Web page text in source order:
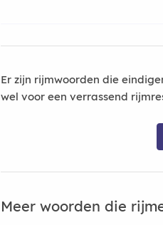
Er zijn rijmwoorden die
wel voor een verrassend
Meer woorden die